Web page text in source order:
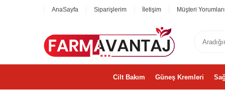
AnaSayfa Siparişlerim İletişim Müşteri Yorumları
Cilt Bakım Güneş Kremleri